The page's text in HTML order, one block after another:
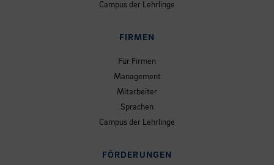
Campus der Lehrlinge
FIRMEN
Für Firmen
Management
Mitarbeiter
Sprachen
Campus der Lehrlinge
FÖRDERUNGEN